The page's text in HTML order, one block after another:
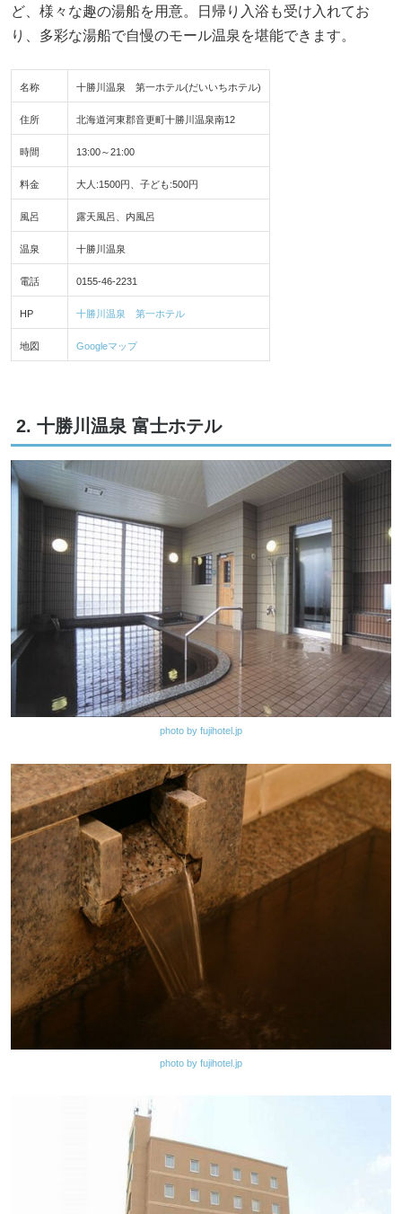
ど、様々な趣の湯船を用意。日帰り入浴も受け入れてお
り、多彩な湯船で自慢のモール温泉を堪能できます。
名称 十勝川温泉 第一ホテル(だいいちホテル)
住所 北海道河東郡音更町十勝川温泉南12
時間 13:00～21:00
料金 大人:1500円、子ども:500円
風呂 露天風呂、内風呂
温泉 十勝川温泉
電話 0155-46-2231
HP 十勝川温泉 第一ホテル
地図 Googleマップ
2. 十勝川温泉 富士ホテル
photo by fujihotel.jp
photo by fujihotel.jp